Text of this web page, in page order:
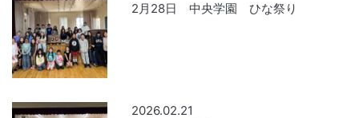
2月28日 中央学園 ひな祭り
2026.02.21